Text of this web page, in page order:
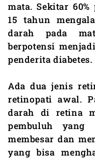
mata. Sekitar 60%
15 tahun
darah pada
berpotensi
penderita diabetes.
Ada dua jenis
retinopati awal.
darah di retina
pembuluh
membesar dan
yang bisa